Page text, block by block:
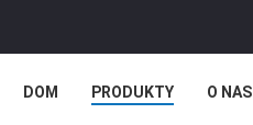
DOM PRODUKTY O NAS